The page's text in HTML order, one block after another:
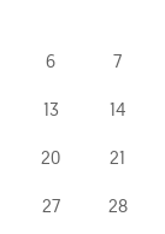
6 7
13 14
20 21
27 28